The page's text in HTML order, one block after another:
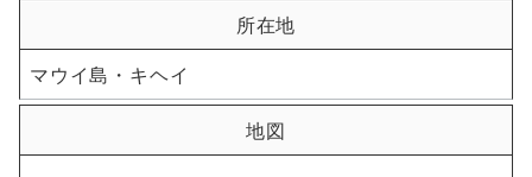
所在地
マウイ島・キヘイ
地図